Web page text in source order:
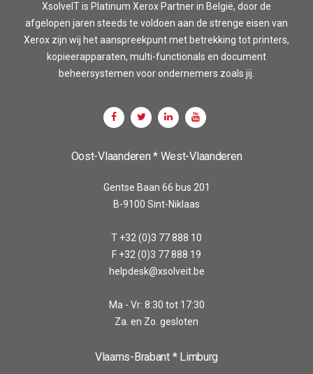
XsolveIT is Platinum Xerox Partner in België, door de
afgelopen jaren steeds te voldoen aan de strenge eisen van
Xerox zijn wij het aanspreekpunt met betrekking tot printers,
kopieerapparaten, multi-functionals en document
beheersystemen voor ondernemers zoals jij.
Oost-Vlaanderen * West-Vlaanderen
Gentse Baan 66 bus 201
B-9100 Sint-Niklaas
T +32 (0)3 77 888 10
F +32 (0)3 77 888 19
helpdesk@xsolveit.be
Ma - Vr: 8:30 tot 17:30
Za. en Zo. gesloten
Vlaams-Brabant * Limburg